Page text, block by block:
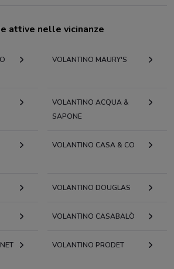
attive nelle vicinanze
VOLANTINO MAURY'S
VOLANTINO ACQUA &
SAPONE
VOLANTINO CASA & CO
VOLANTINO DOUGLAS
VOLANTINO CASABALÒ
VOLANTINO PRODET